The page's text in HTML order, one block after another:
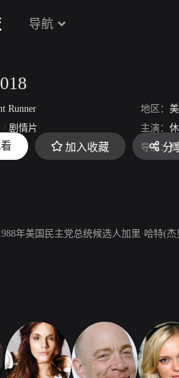
导航
Runner 地区：
/ 剧情片 主演：
导演：
加入收藏 分
年美国民主党总统候选人加里·哈特(